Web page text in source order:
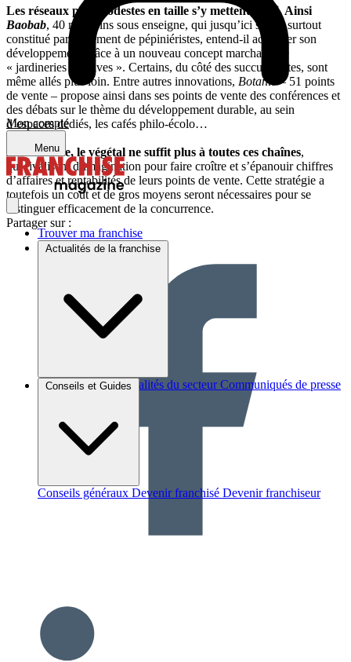
Mon compte
Menu
Trouver ma franchise
Actualités de la franchise
Brèves et actus Actualités du secteur Communiqués de presse
Conseils et Guides
Conseils généraux Devenir franchisé Devenir franchiseur
Les réseaux plus modestes en taille s’y mettent aussi. Ainsi
Baobab, 40 magasins sous enseigne, qui jusqu’ici s’était surtout
constitué par ralliement de pépiniéristes, entend-il accélérer son
développement grâce à un nouveau concept marchand de
« jardineries créatives ». Certains, du côté des succursalistes, sont
même allés plus loin. Entre autres innovations, Botanic – 51 points
de vente – propose ainsi dans ses points de vente des conférences et
des débats sur le thème du développement durable, au sein
d’espaces dédiés, les cafés philo-écolo…
A l’évidence, le végétal ne suffit plus à toutes ces chaînes,
qui rivalisent d’imagination pour faire croître et s’épanouir chiffres
d’affaires et rentabilités de leurs points de vente. Cette stratégie a
toutefois un coût et de gros moyens seront nécessaires pour se
distinguer efficacement de la concurrence.
Partager sur :